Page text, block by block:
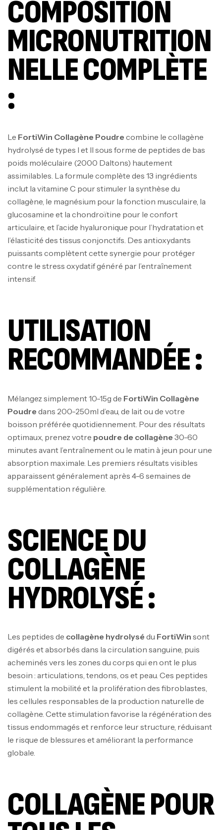
COMPOSITION
MICRONUTRITION
NELLE COMPLÈTE
:
Le FortiWin Collagène Poudre combine le collagène
hydrolysé de types I et II sous forme de peptides de bas
poids moléculaire (2000 Daltons) hautement
assimilables. La formule complète des 13 ingrédients
inclut la vitamine C pour stimuler la synthèse du
collagène, le magnésium pour la fonction musculaire, la
glucosamine et la chondroïtine pour le confort
articulaire, et l’acide hyaluronique pour l’hydratation et
l’élasticité des tissus conjonctifs. Des antioxydants
puissants complètent cette synergie pour protéger
contre le stress oxydatif généré par l’entraînement
intensif.
UTILISATION
RECOMMANDÉE :
Mélangez simplement 10-15g de FortiWin Collagène
Poudre dans 200-250ml d’eau, de lait ou de votre
boisson préférée quotidiennement. Pour des résultats
optimaux, prenez votre poudre de collagène 30-60
minutes avant l’entraînement ou le matin à jeun pour une
absorption maximale. Les premiers résultats visibles
apparaissent généralement après 4-6 semaines de
supplémentation régulière.
SCIENCE DU
COLLAGÈNE
HYDROLYSÉ :
Les peptides de collagène hydrolysé du FortiWin sont
digérés et absorbés dans la circulation sanguine, puis
acheminés vers les zones du corps qui en ont le plus
besoin : articulations, tendons, os et peau. Ces peptides
stimulent la mobilité et la prolifération des fibroblastes,
les cellules responsables de la production naturelle de
collagène. Cette stimulation favorise la régénération des
tissus endommagés et renforce leur structure, réduisant
le risque de blessures et améliorant la performance
globale.
COLLAGÈNE POUR